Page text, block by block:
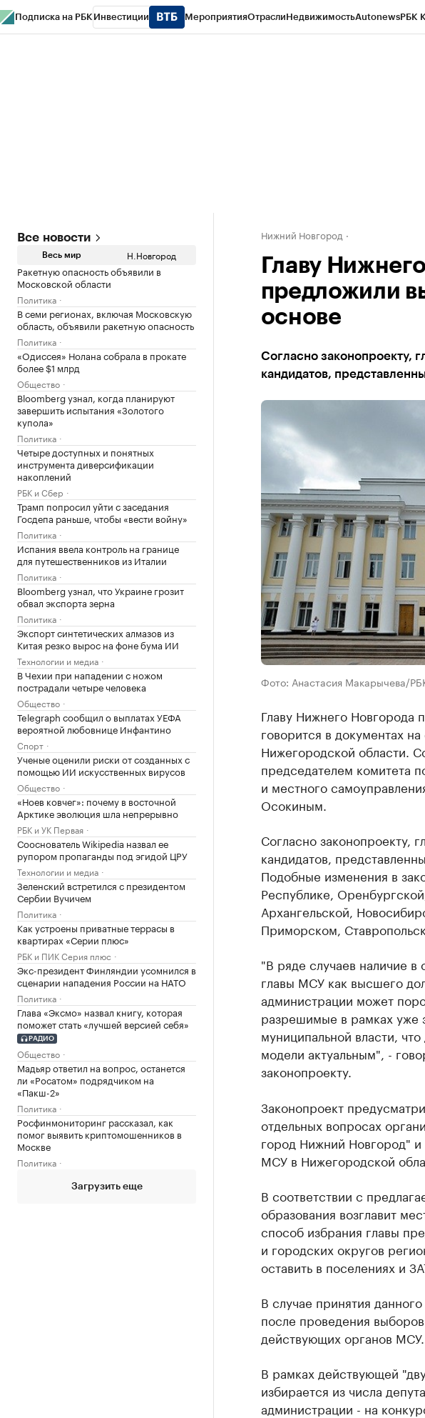
Подписка на РБК Инвестиции МероприятияОтраслиНедвижимостьAutonewsРБК
Все новости
Весь мир Н.Новгород
Ракетную опасность объявили в
Московской области
Политика
В семи регионах, включая Московскую
область, объявили ракетную опасность
Политика
«Одиссея» Нолана собрала в прокате
более $1 млрд
Общество
Bloomberg узнал, когда планируют
завершить испытания «Золотого
купола»
Политика
Четыре доступных и понятных
инструмента диверсификации
накоплений
РБК и Сбер
Трамп попросил уйти с заседания
Госдепа раньше, чтобы «вести войну»
Политика
Испания ввела контроль на границе
для путешественников из Италии
Политика
Bloomberg узнал, что Украине грозит
обвал экспорта зерна
Политика
Экспорт синтетических алмазов из
Китая резко вырос на фоне бума ИИ
Технологии и медиа
В Чехии при нападении с ножом
пострадали четыре человека
Общество
Telegraph сообщил о выплатах УЕФА
вероятной любовнице Инфантино
Спорт
Ученые оценили риски от созданных с
помощью ИИ искусственных вирусов
Общество
«Ноев ковчег»: почему в восточной
Арктике эволюция шла непрерывно
РБК и УК Первая
Сооснователь Wikipedia назвал ее
рупором пропаганды под эгидой ЦРУ
Технологии и медиа
Зеленский встретился с президентом
Сербии Вучичем
Политика
Как устроены приватные террасы в
квартирах «Серии плюс»
РБК и ПИК Серия плюс
Экс-президент Финляндии усомнился в
сценарии нападения России на НАТО
Политика
Глава «Эксмо» назвал книгу, которая
поможет стать «лучшей версией себя»
РАДИО
Общество
Мадьяр ответил на вопрос, останется
ли «Росатом» подрядчиком на
«Пакш-2»
Политика
Росфинмониторинг рассказал, как
помог выявить криптомошенников в
Москве
Политика
Загрузить еще
Нижний Новгород
Главу
предложили
основе
Согласно законопроекту,
кандидатов,
Фото: Анастасия Макарычева/
Главу Нижнего Новгорода
говорится в документах
Нижегородской области.
председателем комитета
и местного
Осокиным.
Согласно законопроекту,
кандидатов,
Подобные изменения в
Республике,
Архангельской,
Приморском,
"В ряде случаев наличие
главы МСУ как высшего
администрации может
разрешимые в рамках уже
муниципальной власти,
модели актуальным", -
законопроекту.
Законопроект
отдельных вопросах
город Нижний Новгород"
МСУ в Нижегородской
В соответствии с
образования возглавит
способ избрания главы
и городских округов
оставить в поселениях и
В случае принятия
после проведения
действующих органов МСУ.
В рамках действующей
избирается из числа
администрации - на